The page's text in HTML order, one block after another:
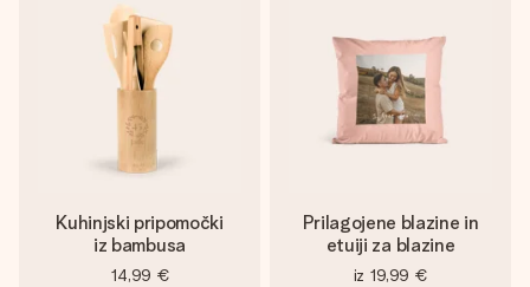
Kuhinjski pripomočki
iz bambusa
14,99 €
Prilagojene blazine in
etuiji za blazine
iz 19,99 €